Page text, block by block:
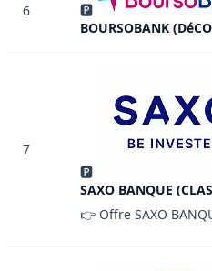
6
🅿
BOURSOBANK
7
🅿
SAXO BANQUE
👉 Offre SAXO